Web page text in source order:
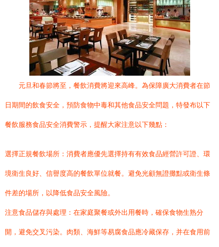
元旦和春節將至，餐飲消費將迎來高峰。為保障廣大消費者在節
日期間的飲食安全，預防食物中毒和其他食品安全問題，特發布以下
餐飲服務食品安全消費警示，提醒大家注意以下幾點：
選擇正規餐飲場所：消費者應優先選擇持有有效食品經營許可證、環
境衛生良好、信譽度高的餐飲單位就餐。避免光顧無證攤點或衛生條
件差的場所，以降低食品安全風險。
注意食品儲存與處理：在家庭聚餐或外出用餐時，確保食物生熟分
開，避免交叉污染。肉類、海鮮等易腐食品應冷藏保存，并在食用前